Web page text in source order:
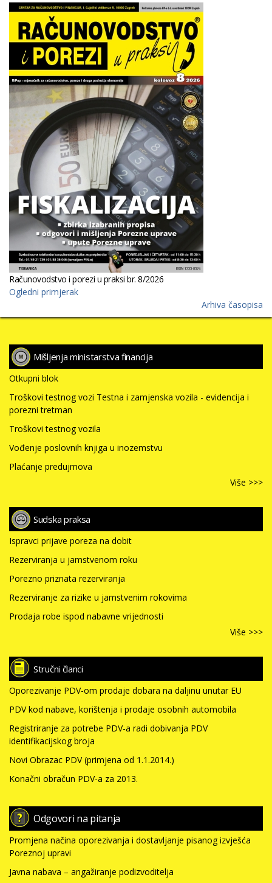
Računovodstvo i porezi u praksi br. 8/2026
Ogledni primjerak
Arhiva časopisa
Mišljenja ministarstva financija
Otkupni blok
Troškovi testnog vozi Testna i zamjenska vozila - evidencija i
porezni tretman
Troškovi testnog vozila
Vođenje poslovnih knjiga u inozemstvu
Plaćanje predujmova
Više >>>
Sudska praksa
Ispravci prijave poreza na dobit
Rezerviranja u jamstvenom roku
Porezno priznata rezerviranja
Rezerviranje za rizike u jamstvenim rokovima
Prodaja robe ispod nabavne vrijednosti
Više >>>
Stručni članci
Oporezivanje PDV-om prodaje dobara na daljinu unutar EU
PDV kod nabave, korištenja i prodaje osobnih automobila
Registriranje za potrebe PDV-a radi dobivanja PDV
identifikacijskog broja
Novi Obrazac PDV (primjena od 1.1.2014.)
Konačni obračun PDV-a za 2013.
Odgovori na pitanja
Promjena načina oporezivanja i dostavljanje pisanog izvješća
Poreznoj upravi
Javna nabava – angažiranje podizvoditelja